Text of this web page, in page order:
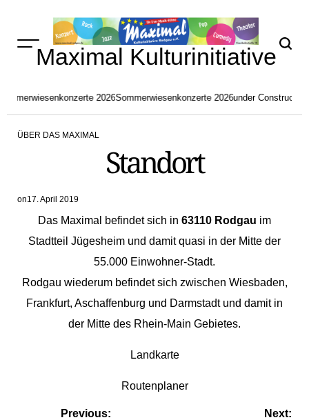
to
content
Maximal Kulturinitiative
2026Sommerwiesenkonzerte 2026under Construction
POSTED
ÜBER DAS MAXIMAL
Standort
on17. April 2019
Das Maximal befindet sich in 63110 Rodgau im
Stadtteil Jügesheim und damit quasi in der Mitte der
55.000 Einwohner-Stadt.
Rodgau wiederum befindet sich zwischen Wiesbaden,
Frankfurt, Aschaffenburg und Darmstadt und damit in
der Mitte des Rhein-Main Gebietes.
Landkarte
Routenplaner
Previous: Next: